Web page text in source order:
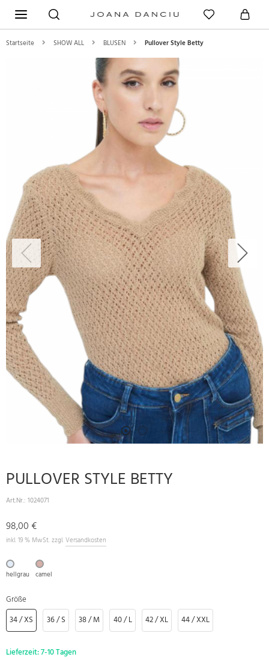
Startseite SHOW ALL BLUSEN Pullover Style Betty
Previous Next
PULLOVER STYLE BETTY
Art.Nr.: 1024071
98,00 €
inkl. 19 % MwSt. zzgl. Versandkosten
hellgrau camel
Größe
34 / XS
36 / S 38 / M 40 / L 42 / XL 44 / XXL
Lieferzeit:7-10 Tagen